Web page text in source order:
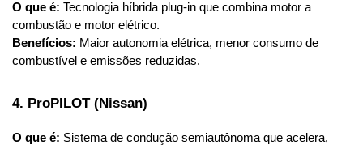
O que é: Tecnologia híbrida plug-in que combina motor a
combustão e motor elétrico.
Benefícios: Maior autonomia elétrica, menor consumo de
combustível e emissões reduzidas.
4. ProPILOT (Nissan)
O que é: Sistema de condução semiautônoma que acelera,